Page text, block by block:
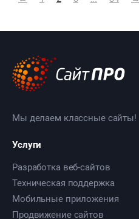
Мы делаем классные сайты!
Услуги
Разработка веб-сайтов
Техническая поддержка
Мобильные приложения
Продвижение сайтов